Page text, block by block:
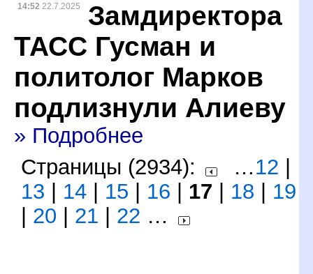
14:52 22.7.2025
Замдиректора
ТАСС Гусман и
политолог Марков
подлизнули Алиеву
» Подробнее
Страницы (2934):
…12
13
14 15 16 17 18
19
20 21 22 …